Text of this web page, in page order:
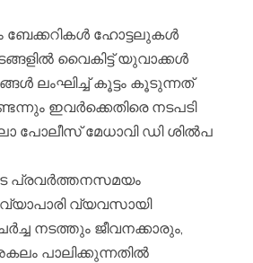
ബേക്കറികൾ ഹോട്ടലുകൾ
വൈകിട്ട് യുവാക്കൾ
ലംഘിച്ച് കൂട്ടം കൂടുന്നത്
ഇവർക്കെതിരെ നടപടി
പോലീസ് മേധാവി ഡി ശിൽപ
പ്രവർത്തനസമയം
വ്യവസായി
നടത്തും ജീവനക്കാരും,
പാലിക്കുന്നതിൽ